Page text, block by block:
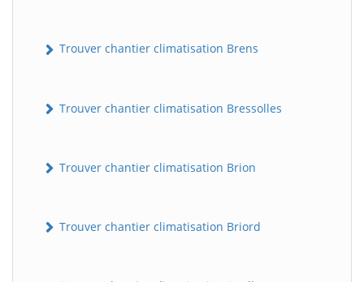
Trouver chantier climatisation Brens
Trouver chantier climatisation Bressolles
Trouver chantier climatisation Brion
Trouver chantier climatisation Briord